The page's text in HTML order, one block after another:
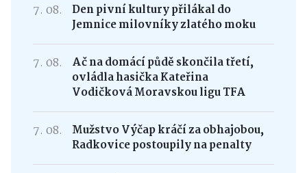
7. 08.
Den pivní kultury přilákal do
Jemnice milovníky zlatého moku
7. 08.
Ač na domácí půdě skončila třetí,
ovládla hasička Kateřina
Vodičková Moravskou ligu TFA
7. 08.
Mužstvo Výčap kráčí za obhajobou,
Radkovice postoupily na penalty